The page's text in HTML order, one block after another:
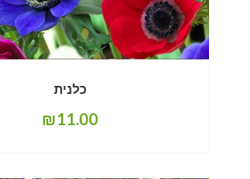
כלנית
₪11.00